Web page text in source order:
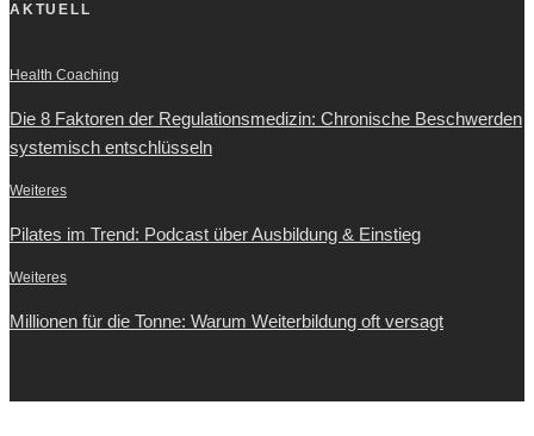
AKTUELL
Health Coaching
Die 8 Faktoren der Regulationsmedizin: Chronische Beschwerden
systemisch entschlüsseln
Weiteres
Pilates im Trend: Podcast über Ausbildung & Einstieg
Weiteres
Millionen für die Tonne: Warum Weiterbildung oft versagt